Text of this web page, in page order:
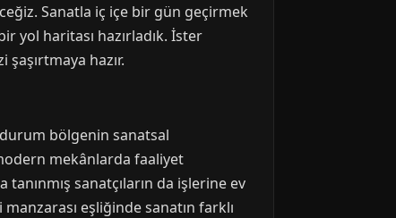
Sanatla iç içe bir gün geçirmek
yol haritası hazırladık. İster
hazır.
bölgenin sanatsal
mekânlarda faaliyet
sanatçıların da işlerine ev
eşliğinde sanatın farklı